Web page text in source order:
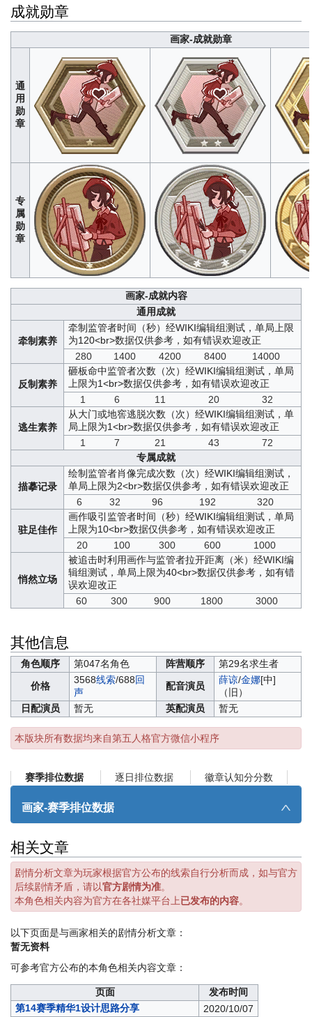
成就勋章
画家-成就勋章
通
用
勋
章
专
属
勋
章
画家-成就内容
通用成就
牵制素养
牵制监管者时间（秒） 经WIKI编辑组测试，单局上限
为120<br>数据仅供参考，如有错误欢迎改正
280
1400 4200 8400 14000
反制素养
砸板命中监管者次数（次） 经WIKI编辑组测试，单局
上限为1<br>数据仅供参考，如有错误欢迎改正
1
6 11 20 32
逃生素养
从大门或地窖逃脱次数（次） 经WIKI编辑组测试，单
局上限为1<br>数据仅供参考，如有错误欢迎改正
1
7 21 43
72
专属成就
描摹记录
绘制监管者肖像完成次数（次） 经WIKI编辑组测试，
单局上限为2<br>数据仅供参考，如有错误欢迎改正
6
32 96 192 320
驻足佳作
画作吸引监管者时间（秒） 经WIKI编辑组测试，单局
上限为10<br>数据仅供参考，如有错误欢迎改正
20
100 300 600 1000
悄然立场
被追击时利用画作与监管者拉开距离（米） 经WIKI编
辑组测试，单局上限为40<br>数据仅供参考，如有错
误欢迎改正
60
300 900 1800 3000
其他信息
角色顺序 第047名角色 阵营顺序
第29名求生者
价格
3568线索/688回
声
配音演员
薛谅/金娜[中]
（旧）
日配演员
暂无 英配演员 暂无
本版块所有数据均来自第五人格官方微信小程序
赛季排位数据 逐日排位数据 徽章认知分分数
画家-赛季排位数据 ∧
相关文章
剧情分析文章为玩家根据官方公布的线索自行分析而成，如与官方
后续剧情矛盾，请以官方剧情为准。
本角色相关内容为官方在各社媒平台上已发布的内容。
以下页面是与画家相关的剧情分析文章：
暂无资料
可参考官方公布的本角色相关内容文章：
页面
发布时间
第14赛季精华1设计思路分享
2020/10/07